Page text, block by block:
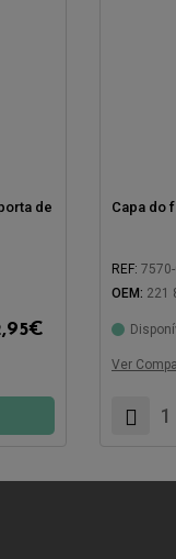
de
€
Capa do
REF:
OEM: 221
Ver